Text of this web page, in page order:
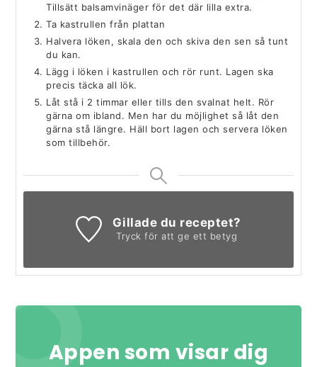
Tillsätt balsamvinäger för det där lilla extra.
Ta kastrullen från plattan
Halvera löken, skala den och skiva den sen så tunt
du kan.
Lägg i löken i kastrullen och rör runt. Lagen ska
precis täcka all lök.
Låt stå i 2 timmar eller tills den svalnat helt. Rör
gärna om ibland. Men har du möjlighet så låt den
gärna stå längre. Häll bort lagen och servera löken
som tillbehör.
Gillade du receptet?
Tryck för att ge ett betyg
Appen som visar dig